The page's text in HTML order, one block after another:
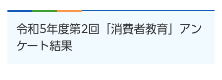
令和5年度第2回「消費者教育」アン
ケート結果